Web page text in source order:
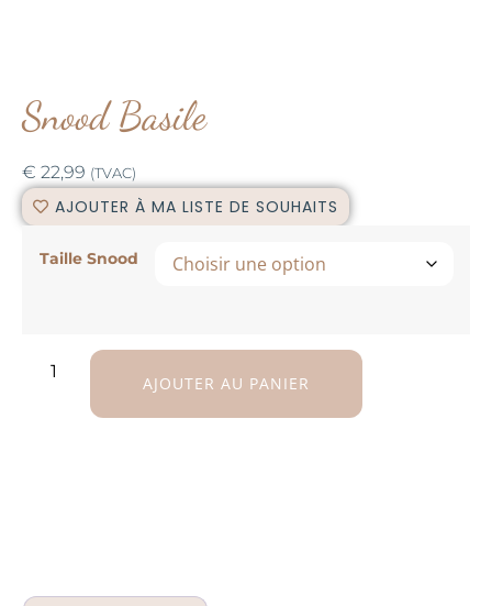
Snood Basile
€ 22,99 (TVAC)
AJOUTER À MA LISTE DE SOUHAITS
Taille Snood
AJOUTER AU PANIER